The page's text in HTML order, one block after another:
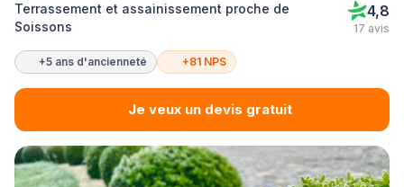
Terrassement et assainissement proche de
Soissons
4,8
17 avis
+5 ans d'ancienneté +81 NPS
Je veux un devis gratuit